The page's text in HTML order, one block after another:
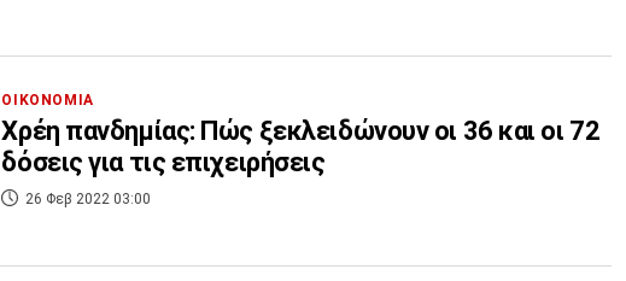
ΟΙΚΟΝΟΜΙΑ
Χρέη πανδημίας: Πώς ξεκλειδώνουν οι 36 και οι 72
δόσεις για τις επιχειρήσεις
26 Φεβ 2022 03:00